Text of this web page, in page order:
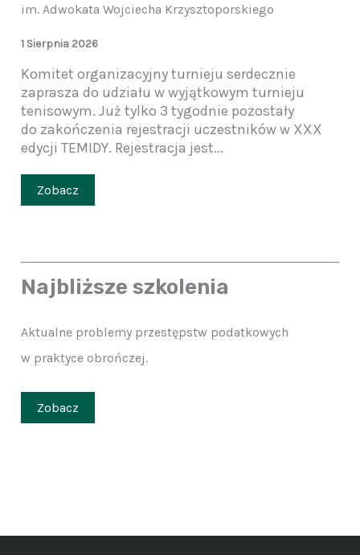
im. Adwokata Wojciecha Krzysztoporskiego
1 Sierpnia 2026
Komitet organizacyjny turnieju serdecznie
zaprasza do udziału w wyjątkowym turnieju
tenisowym. Już tylko 3 tygodnie pozostały
do zakończenia rejestracji uczestników w XXX
edycji TEMIDY. Rejestracja jest...
Zobacz
Najbliższe szkolenia
Aktualne problemy przestępstw podatkowych
w praktyce obrończej.
Zobacz